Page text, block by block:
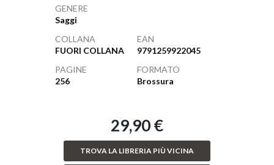
GENERE
Saggi
COLLANA
FUORI COLLANA
EAN
9791259922045
PAGINE
256
FORMATO
Brossura
29,90 €
TROVA LA LIBRERIA PIÙ VICINA